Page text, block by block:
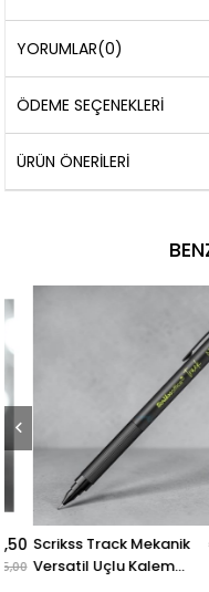
YORUMLAR(0)
ÖDEME SEÇENEKLERI
ÜRÜN ÖNERILERI
Scrikss Track Mekanik
Versatil Uçlu Kalem